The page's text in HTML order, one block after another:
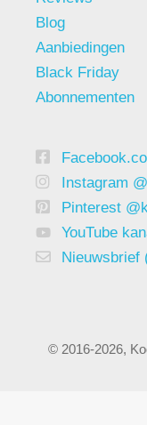
Blog
Aanbiedingen
Black Friday
Abonnementen
Instagram
Pinterest
YouTube
Nieuwsbrief
© 2016-2026,